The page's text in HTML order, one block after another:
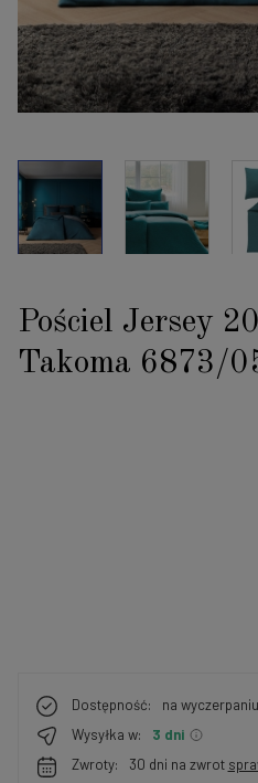
Pościel Jersey
Takoma 6873/
Dostępność:
na wyczerpaniu
Wysyłka w:
3 dni
Zwroty:
30 dni na zwrot